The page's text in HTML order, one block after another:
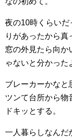
夜の10時くらい
りがあったから真
窓の外見たら向か
ゃないと分かった
ブレーカーかなと
ツンて台所から物
ドキッとする。
一人暮らしなんだ